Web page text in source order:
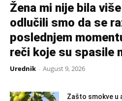
Žena mi nije bila
odlučili smo da se
poslednjem
reči koje su spasile
Urednik - August 9, 2026
Zašto smokve u